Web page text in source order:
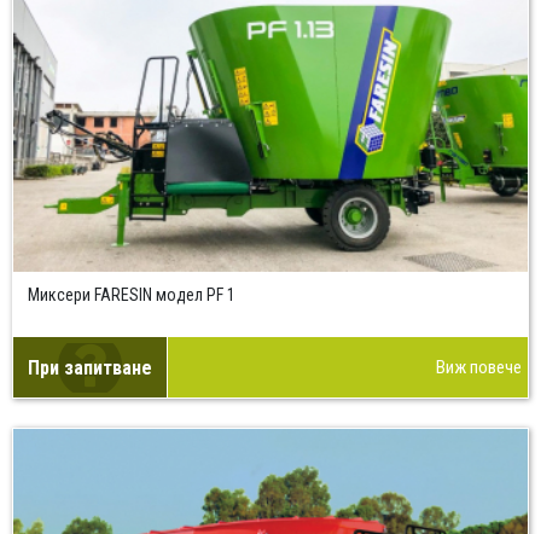
Миксери FARESIN модел PF 1
При запитване Виж повече